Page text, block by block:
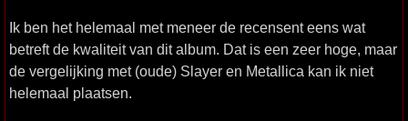
Ik ben het helemaal met meneer de recensent eens wat
betreft de kwaliteit van dit album. Dat is een zeer hoge, maar
de vergelijking met (oude) Slayer en Metallica kan ik niet
helemaal plaatsen.